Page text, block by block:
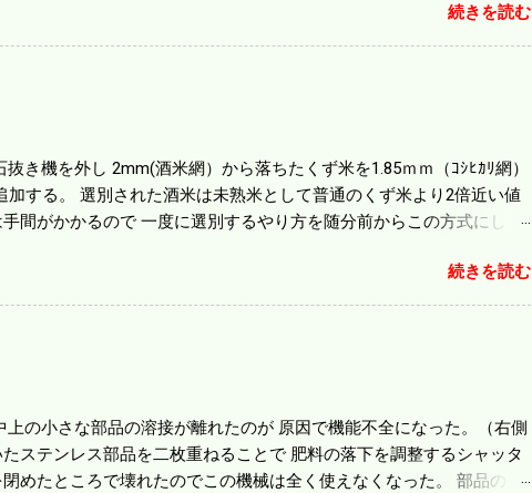
や乾燥機の容量、籾摺りの能力などのバランスの問題で 今の機種で満
はまだ耕作面積が少なく手が出せ 無かったのが本音だ。 4条刈りで
続きを読む
抜き機を外し 2mm(酒米網）から落ちたくず米を1.85ｍｍ（ｺｼﾋｶﾘ網）
加する。 選別された酒米は未熟米として普通のくず米より2倍近い値
間がかかるので 一度に選別するやり方を随分前からこの方式にし
袋の交換はラインを止めるほど忙しい。 広島県の作況指数は98だとい
うが こんな年はくず米が多い。 食協という米を扱う会社の社員が言
と8月の酷暑、あげくウンカの被害と トリプルパンチで米が不足して
免れたがイノシシの被害が目立つ。 僕の最終作況指数はどんなこと
続きを読む
上の小さな部品の溶接が離れたのが 原因で機能不全になった。（右側
ステンレス部品を二枚重ねることで 肥料の落下を調整するシャッタ
めたところで壊れたのでこの機械は全く使えなくなった。 部品のス